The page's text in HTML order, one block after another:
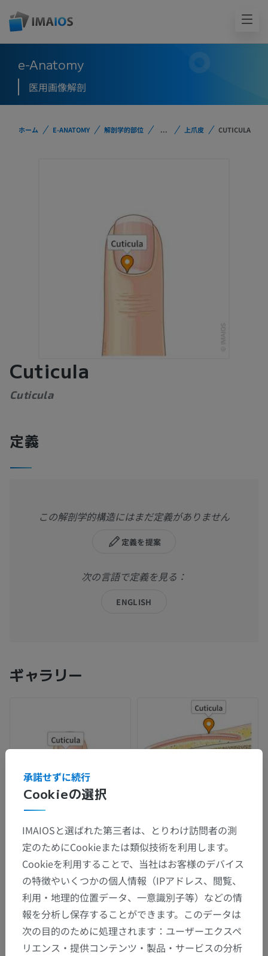
e-Anatomy
医用画像解剖
ホーム E-ANATOMY 解剖学的部位 ... 上爪皮 CUTICULA
Cuticula
Cuticula
定義
この解剖学的構造にはまだ定義がありません
定義を提案
次の言語で定義を見る：
ENGLISH
ギャラリー
解剖学的階層
人体解剖学2
人体> 統合系> 外皮 > 皮膚付属器 爪>
上爪皮> Cuticula
Cookieの選択
承諾せずに続行
IMAIOSと選ばれた第三者は、とりわけ訪問者の測
定のためにCookieまたは類似技術を利用します。
Cookieを利用することで、当社はお客様のデバイス
の特徴やいくつかの個人情報（IPアドレス、閲覧、
利用・地理的位置データ、一意識別子等）などの情
報を分析し保存することができます。このデータは
次の目的のために処理されます：ユーザーエクスペ
リエンス・提供コンテンツ・製品・サービスの分析